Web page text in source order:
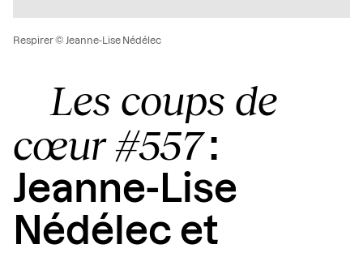
Les coups de
cœur #557:
Jeanne-Lise
Nédélec et
Respirer © Jeanne-Lise Nédélec